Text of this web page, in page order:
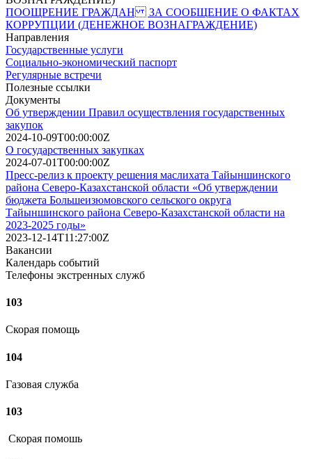
ПООЩРЕНИЕ ГРАЖДАН ЗА СООБЩЕНИЕ О ФАКТАХ
КОРРУПЦИИ (ДЕНЕЖНОЕ ВОЗНАГРАЖДЕНИЕ)
Направления
Государственные услуги
Социально-экономический паспорт
Регулярные встречи
Полезные ссылки
Документы
Об утверждении Правил осуществления государственных
закупок
2024-10-09T00:00:00Z
О государственных закупках
2024-07-01T00:00:00Z
Пресс-релиз к проекту решения маслихата Тайыншинского
района Северо-Казахстанской области «Об утверждении
бюджета Большеизюмовского сельского округа
Тайыншинского района Северо-Казахстанской области на
2023-2025 годы»
2023-12-14T11:27:00Z
Вакансии
Календарь событий
Телефоны экстренных служб
103
Скорая помощь
104
Газовая служба
103
Скорая помошь